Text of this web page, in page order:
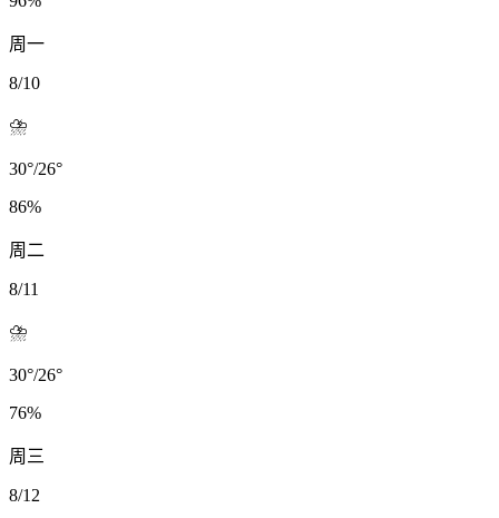
周一
8/10
⛈️
30°/26°
86%
周二
8/11
⛈️
30°/26°
76%
周三
8/12